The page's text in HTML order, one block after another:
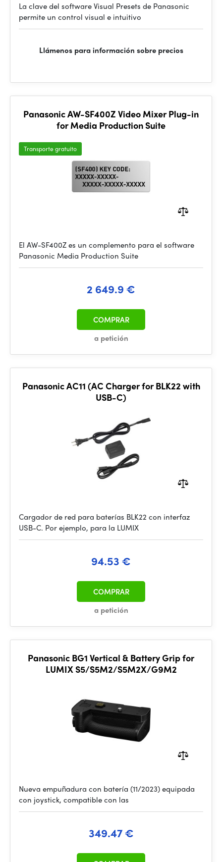
La clave del software Visual Presets de Panasonic
permite un control visual e intuitivo
Llámenos para información sobre precios
Panasonic AW-SF400Z Video Mixer Plug-in
for Media Production Suite
Transporte gratuito
El AW-SF400Z es un complemento para el software
Panasonic Media Production Suite
2 649.9 €
a petición
COMPRAR
Panasonic AC11 (AC Charger for BLK22 with
USB-C)
Cargador de red para baterías BLK22 con interfaz
USB-C. Por ejemplo, para la LUMIX
94.53 €
a petición
COMPRAR
Panasonic BG1 Vertical & Battery Grip for
LUMIX S5/S5M2/S5M2X/G9M2
Nueva empuñadura con batería (11/2023) equipada
con joystick, compatible con las
349.47 €